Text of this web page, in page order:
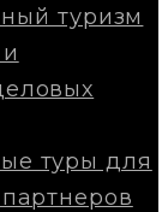
туризм
туры для